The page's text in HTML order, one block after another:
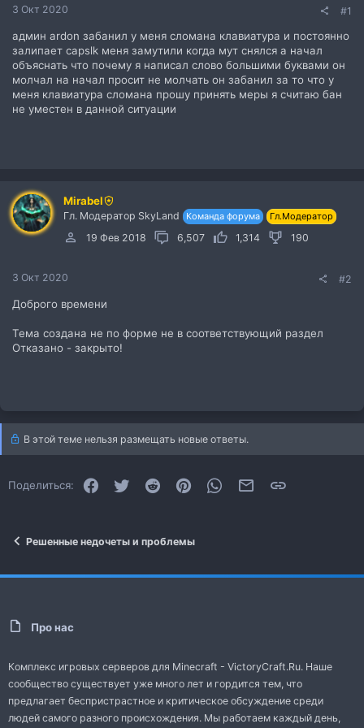
3 Окт 2020 #1
админ ardon забанил у меня сломана клавиатура и постоянно
залипает capslk меня замутили когда мут снялся а начал
объяснать что почему я написал слово большими буквами он
молчал на начал просит не молчать он забанил за то что у
меня клавиатура сломана прошу принять меры я считаю бан
не уместен в данной ситуации
Mirabel
Гл. Модератор SkyLand Команда форума Гл.Модератор
19 Фев 2018 6,507 1,314 190
3 Окт 2020 #2
Доброго времени
Тема создана не по форме не в соответствующий раздел
Отказано - закрыто!
В этой теме нельзя размещать новые ответы.
Поделиться: FacebookTwitter Reddit PinterestWhatsAppЭлектронная почта
Решенные недочеты и проблемы
Про нас
Комплекс игровых серверов для Minecraft - VictoryCraft.Ru. Наше
сообщество существует уже много лет и гордится тем, что
предлагает беспристрастное и критическое обсуждение среди
людей самого разного происхождения. Мы работаем каждый день,